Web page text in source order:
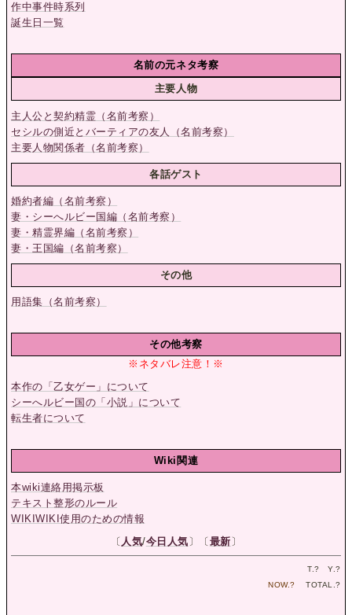
作中事件時系列
誕生日一覧
名前の元ネタ考察
主要人物
主人公と契約精霊（名前考察）
セシルの側近とバーティアの友人（名前考察）
主要人物関係者（名前考察）
各話ゲスト
婚約者編（名前考察）
妻・シーへルビー国編（名前考察）
妻・精霊界編（名前考察）
妻・王国編（名前考察）
その他
用語集（名前考察）
その他考察
※ネタバレ注意！※
本作の「乙女ゲー」について
シーへルビー国の「小説」について
転生者について
Wiki関連
本wiki連絡用掲示板
テキスト整形のルール
WIKIWIKI使用のための情報
〔 人気/今日人気 〕〔 最新 〕
T.? Y.?
NOW.? TOTAL.?